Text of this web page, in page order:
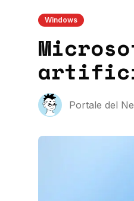
Windows
Portale del